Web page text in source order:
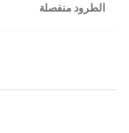
الطرود منفصلة